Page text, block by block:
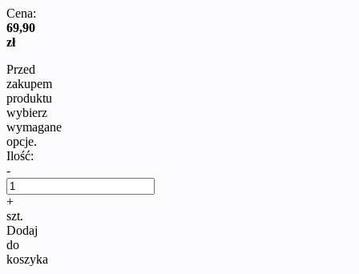
Cena:
69,90
zł
Przed
zakupem
produktu
wybierz
wymagane
opcje.
Ilość:
-
+
szt.
Dodaj
do
koszyka